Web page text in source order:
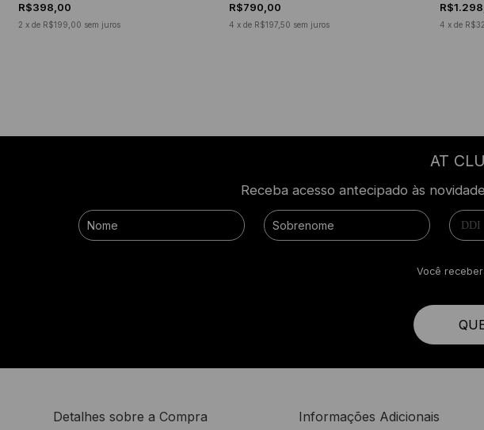
R$398,00
2 x de R$199,00 sem juros
R$790,00
4 x de R$197,50 sem juros 4 x de
AT
Receba acesso antecipado às
Você
Detalhes sobre a Compra Informações Adicionais